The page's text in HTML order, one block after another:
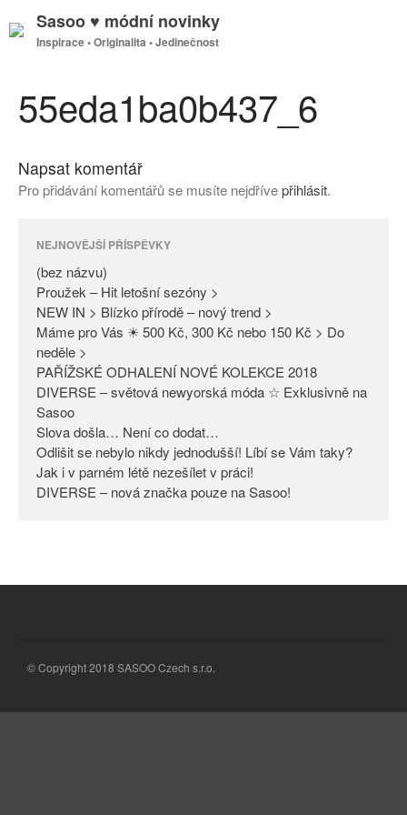
Proužek – Hit letošní sezóny >
Kč nebo 150 Kč > Do neděle >
PAŘÍŽSKÉ ODHALENÍ NOVÉ
KOLEKCE 2018
móda ☆ Exklusivně na Sasoo
Odlišit se nebylo nikdy
jednodušší! Líbí se Vám taky?
Jak i v parném létě nezešílet v
práci!
Sasoo ♥ módní novinky
Inspirace • Originalita • Jedinečnost
55eda1ba0b437_6
Napsat komentář
Pro přidávání komentářů se musíte nejdřívepřihlásit.
NEJNOVĚJŠÍ PŘÍSPĚVKY
(bez názvu)
Proužek – Hit letošní sezóny >
NEW IN > Blízko přírodě – nový trend >
Máme pro Vás ☀ 500 Kč, 300 Kč nebo 150 Kč > Do
neděle >
PAŘÍŽSKÉ ODHALENÍ NOVÉ KOLEKCE 2018
DIVERSE – světová newyorská móda ☆ Exklusivně na
Sasoo
Slova došla… Není co dodat…
Odlišit se nebylo nikdy jednodušší! Líbí se Vám taky?
Jak i v parném létě nezešílet v práci!
DIVERSE – nová značka pouze na Sasoo!
© Copyright 2018 SASOO Czech s.r.o.